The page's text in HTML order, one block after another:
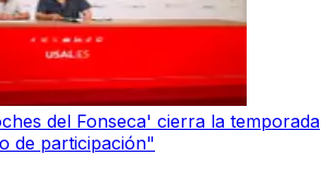
del Fonseca' cierra la temporada
de participación"